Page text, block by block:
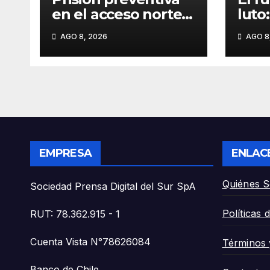
en el acceso norte:
de Deportes
Temuco tras
AGO 8, 2026
vida
del
AGO
EMPRESA
Sociedad Prensa Digital del Sur SpA
RUT: 78.362.915 - 1
Cuenta Vista N°78626084
Quiénes
Políticas
Términos